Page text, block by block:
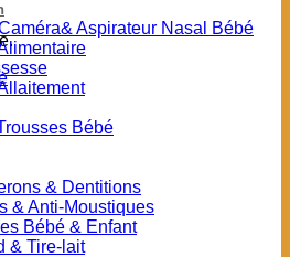
Aspirateur Nasal Bébé
Bébé
& Dentitions
& Anti-Moustiques
Bébé & Enfant
& Tire-lait